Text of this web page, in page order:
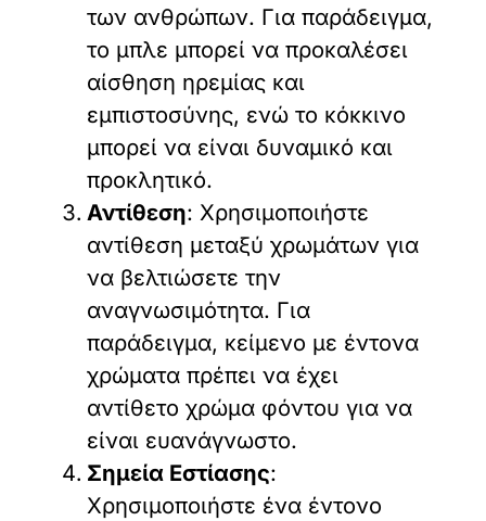
των ανθρώπων. Για παράδειγμα,
το μπλε μπορεί να προκαλέσει
αίσθηση ηρεμίας και
εμπιστοσύνης, ενώ το κόκκινο
μπορεί να είναι δυναμικό και
προκλητικό.
Αντίθεση: Χρησιμοποιήστε
αντίθεση μεταξύ χρωμάτων για
να βελτιώσετε την
αναγνωσιμότητα. Για
παράδειγμα, κείμενο με έντονα
χρώματα πρέπει να έχει
αντίθετο χρώμα φόντου για να
είναι ευανάγνωστο.
Σημεία Εστίασης:
Χρησιμοποιήστε ένα έντονο